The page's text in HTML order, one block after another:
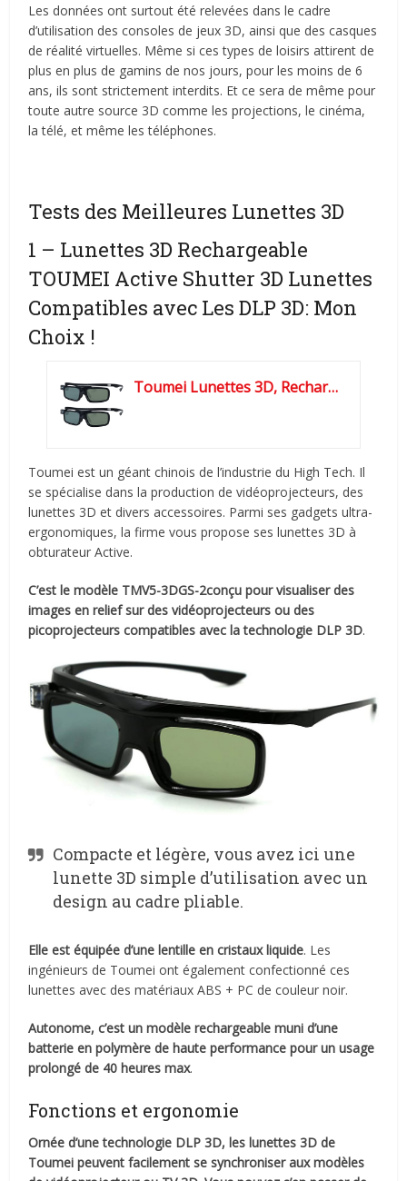
Les données ont surtout été relevées dans le cadre
d’utilisation des consoles de jeux 3D, ainsi que des casques
de réalité virtuelles. Même si ces types de loisirs attirent de
plus en plus de gamins de nos jours, pour les moins de 6
ans, ils sont strictement interdits. Et ce sera de même pour
toute autre source 3D comme les projections, le cinéma,
la télé, et même les téléphones.
Tests des Meilleures Lunettes 3D
1 – Lunettes 3D Rechargeable
TOUMEI Active Shutter 3D Lunettes
Compatibles avec Les DLP 3D: Mon
Choix !
Toumei Lunettes 3D, Rechargeable Active Shutter Lunette 3D DLP Link...
Toumei est un géant chinois de l’industrie du High Tech. Il
se spécialise dans la production de vidéoprojecteurs, des
lunettes 3D et divers accessoires. Parmi ses gadgets ultra-
ergonomiques, la firme vous propose ses lunettes 3D à
obturateur Active.
C’est le modèle ‎TMV5-3DGS-2conçu pour visualiser des
images en relief sur des vidéoprojecteurs ou des
picoprojecteurs compatibles avec la technologie DLP 3D.
Compacte et légère, vous avez ici une
lunette 3D simple d’utilisation avec un
design au cadre pliable.
Elle est équipée d’une lentille en cristaux liquide. Les
ingénieurs de Toumei ont également confectionné ces
lunettes avec des matériaux ABS + PC de couleur noir.
Autonome, c’est un modèle rechargeable muni d’une
batterie en polymère de haute performance pour un usage
prolongé de 40 heures max.
Fonctions et ergonomie
Ornée d’une technologie DLP 3D, les lunettes 3D de
Toumei peuvent facilement se synchroniser aux modèles